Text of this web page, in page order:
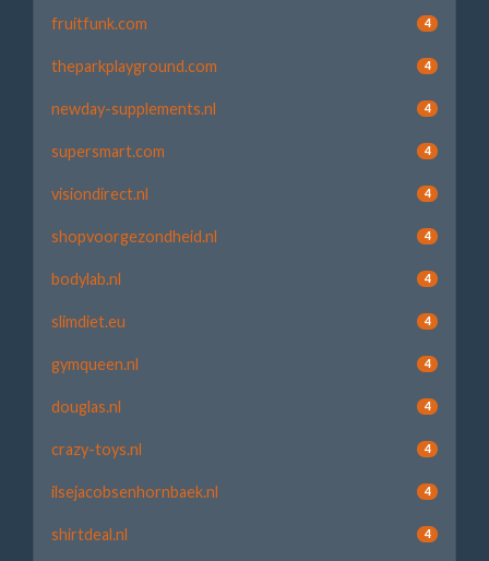
fruitfunk.com 4
theparkplayground.com 4
newday-supplements.nl 4
supersmart.com 4
visiondirect.nl 4
shopvoorgezondheid.nl 4
bodylab.nl 4
slimdiet.eu 4
gymqueen.nl 4
douglas.nl 4
crazy-toys.nl 4
ilsejacobsenhornbaek.nl 4
shirtdeal.nl 4